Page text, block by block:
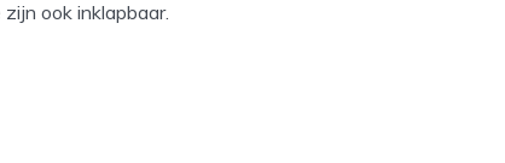
ook inklapbaar.